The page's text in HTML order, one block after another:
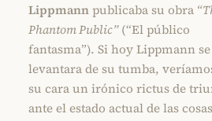
Lippmannpublicaba su obra
Phantom Public”(“El público
fantasma”). Si hoy Lippmann se
levantara de su tumba,
su cara un irónico rictus de
ante el estado actual de las